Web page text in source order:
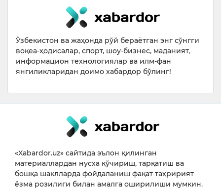
Ўзбекистон ва жаҳонда рўй бераётган энг сўнгги
воқеа-ҳодисалар, спорт, шоу-бизнес, маданият,
информацион технологиялар ва илм-фан
янгиликларидан доимо хабардор бўлинг!
«Xabardor.uz» сайтида эълон қилинган
материаллардан нусха кўчириш, тарқатиш ва
бошқа шаклларда фойдаланиш фақат таҳририят
ёзма розилиги билан амалга оширилиши мумкин.